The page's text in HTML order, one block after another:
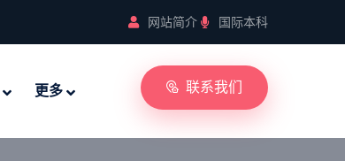
网站简介 国际本科
更多 联系我们